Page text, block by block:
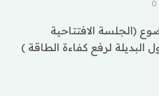
0
(الجلسة الافتتاحية
البديلة لرفع كفاءة الطاقة )